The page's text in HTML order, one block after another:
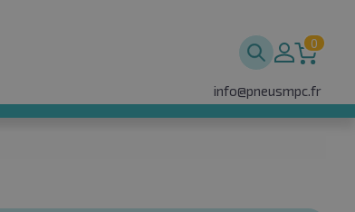
0
info@pneusmpc.fr